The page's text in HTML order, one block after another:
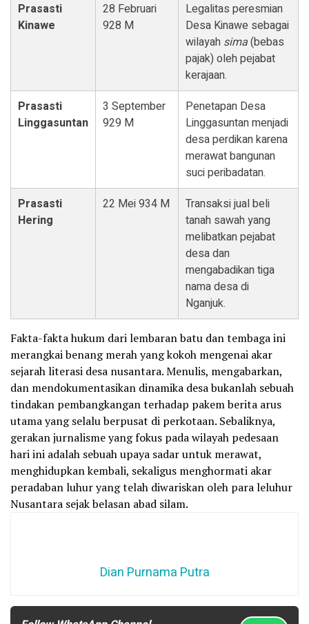
Prasasti
Kinawe
28 Februari
928 M
Legalitas peresmian
Desa Kinawe sebagai
wilayah sima(bebas
pajak) oleh pejabat
kerajaan.
Prasasti
Linggasuntan
3 September
929 M
Penetapan Desa
Linggasuntan menjadi
desa perdikan karena
merawat bangunan
suci peribadatan.
Prasasti
Hering
22 Mei 934 M
Transaksi jual beli
tanah sawah yang
melibatkan pejabat
desa dan
mengabadikan tiga
nama desa di
Nganjuk.
Fakta-fakta hukum dari lembaran batu dan tembaga ini
merangkai benang merah yang kokoh mengenai akar
sejarah literasi desa nusantara. Menulis, mengabarkan,
dan mendokumentasikan dinamika desa bukanlah sebuah
tindakan pembangkangan terhadap pakem berita arus
utama yang selalu berpusat di perkotaan. Sebaliknya,
gerakan jurnalisme yang fokus pada wilayah pedesaan
hari ini adalah sebuah upaya sadar untuk merawat,
menghidupkan kembali, sekaligus menghormati akar
peradaban luhur yang telah diwariskan oleh para leluhur
Nusantara sejak belasan abad silam.
Dian Purnama Putra